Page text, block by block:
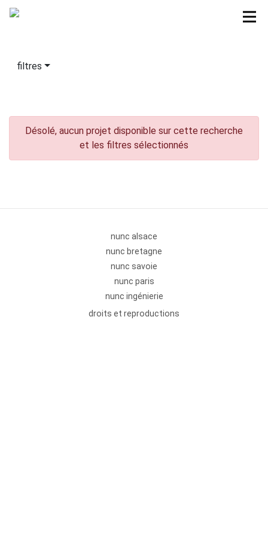
filtres
Désolé, aucun projet disponible sur cette recherche
et les filtres sélectionnés
nunc alsace
nunc bretagne
nunc savoie
nunc paris
nunc ingénierie
droits et reproductions